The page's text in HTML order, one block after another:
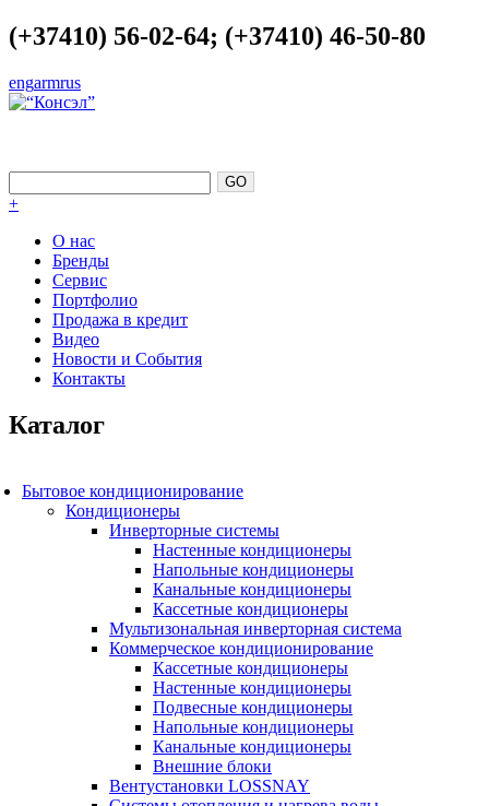
(+37410) 56-02-64; (+37410) 46-50-80
engarmrus
+
О нас
Бренды
Сервис
Портфолио
Продажа в кредит
Видео
Новости и События
Контакты
Каталог
Бытовое кондиционирование
Кондиционеры
Инверторные системы
Настенные кондиционеры
Напольные кондиционеры
Канальные кондиционеры
Кассетные кондиционеры
Мультизональная инверторная система
Коммерческое кондиционирование
Кассетные кондиционеры
Настенные кондиционеры
Подвесные кондиционеры
Напольные кондиционеры
Канальные кондиционеры
Внешние блоки
Вентустановки LOSSNAY